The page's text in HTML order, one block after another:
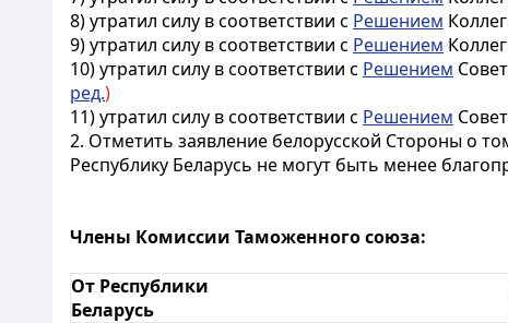
8) утратил силу в соответствии с Решением
9) утратил силу в соответствии с Решением
10) утратил силу в соответствии с Решением
ред.)
11) утратил силу в соответствии с Решением
2. Отметить заявление белорусской Стороны о
Республику Беларусь не могут быть менее
Члены Комиссии Таможенного союза:
От Республики
Беларусь